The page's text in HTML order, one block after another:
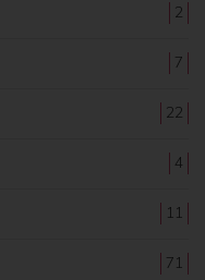
2
7
22
4
11
71